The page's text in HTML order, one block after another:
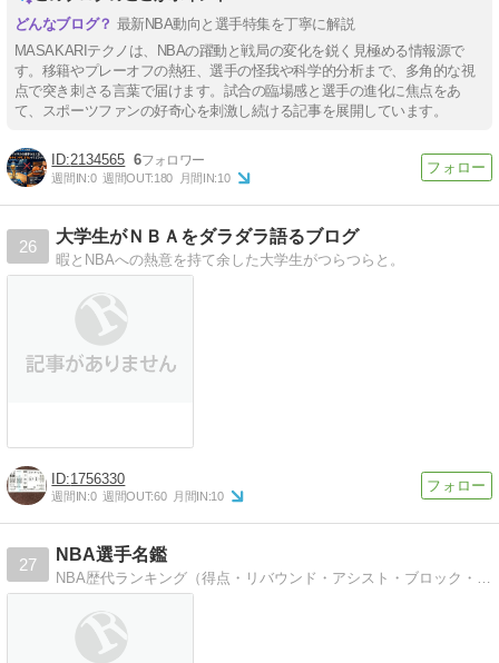
最新NBA動向と選手特集を丁寧に解説
MASAKARIテクノは、NBAの躍動と戦局の変化を鋭く見極める情報源で
す。移籍やプレーオフの熱狂、選手の怪我や科学的分析まで、多角的な視
点で突き刺さる言葉で届けます。試合の臨場感と選手の進化に焦点をあ
て、スポーツファンの好奇心を刺激し続ける記事を展開しています。
2134565 6
週間IN:0 週間OUT:180 月間IN:10
26
大学生がＮＢＡをダラダラ語るブログ
暇とNBAへの熱意を持て余した大学生がつらつらと。
1756330
週間IN:0 週間OUT:60 月間IN:10
27
NBA選手名鑑
NBA歴代ランキング（得点・リバウンド・アシスト・ブロック・スティール）チーム順位表 個人成績を随時更新。掲載選手もスーパープレイ動画と共に続々追加します。